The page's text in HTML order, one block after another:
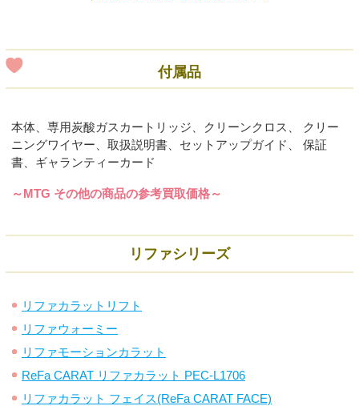
付属品
本体、専用炭酸ガスカートリッジ、クリーンクロス、 クリー
ニングワイヤー、取扱説明書、セットアップガイド、 保証
書、ギャランティーカード
～MTG その他の商品の参考買取価格～
リファシリーズ
リファカラットリフト
リファウォーミー
リファモーションカラット
ReFa CARAT リファカラット PEC-L1706
リファカラット フェイス(ReFa CARAT FACE)